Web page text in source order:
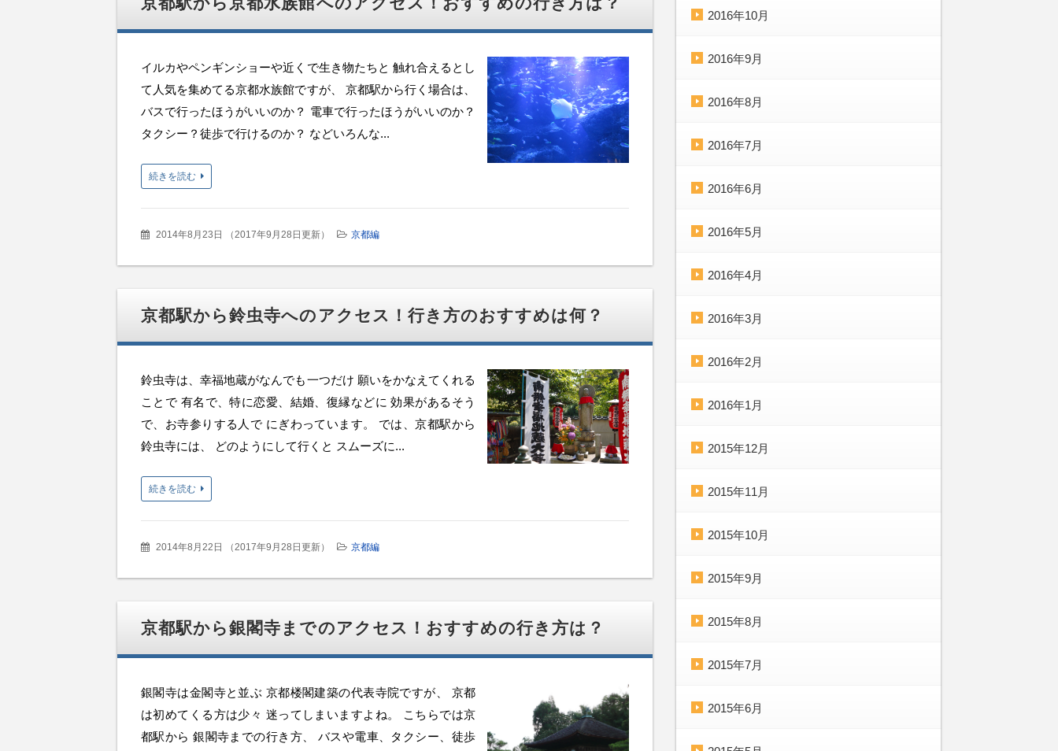
イルカやペンギンショーや近くで生き物たちと 触れ合えるとし
て人気を集めてる京都水族館ですが、 京都駅から行く場合は、
バスで行ったほうがいいのか？ 電車で行ったほうがいいのか？
タクシー？徒歩で行けるのか？ などいろんな...
続きを読む
2014年8月23日 （2017年9月28日更新） 京都編
京都駅から鈴虫寺へのアクセス！行き方のおすすめは何？
鈴虫寺は、幸福地蔵がなんでも一つだけ 願いをかなえてくれる
ことで 有名で、特に恋愛、結婚、復縁などに 効果があるそう
で、お寺参りする人で にぎわっています。 では、京都駅から
鈴虫寺には、 どのようにして行くと スムーズに...
続きを読む
2014年8月22日 （2017年9月28日更新） 京都編
京都駅から銀閣寺までのアクセス！おすすめの行き方は？
銀閣寺は金閣寺と並ぶ 京都楼閣建築の代表寺院ですが、 京都
は初めてくる方は少々 迷ってしまいますよね。 こちらでは京
都駅から 銀閣寺までの行き方、 バスや電車、タクシー、徒歩
2016年10月
2016年9月
2016年8月
2016年7月
2016年6月
2016年5月
2016年4月
2016年3月
2016年2月
2016年1月
2015年12月
2015年11月
2015年10月
2015年9月
2015年8月
2015年7月
2015年6月